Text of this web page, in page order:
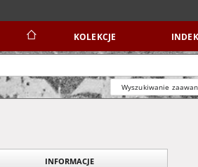
KOLEKCJE
Wyszukiwanie
INFORMACJE